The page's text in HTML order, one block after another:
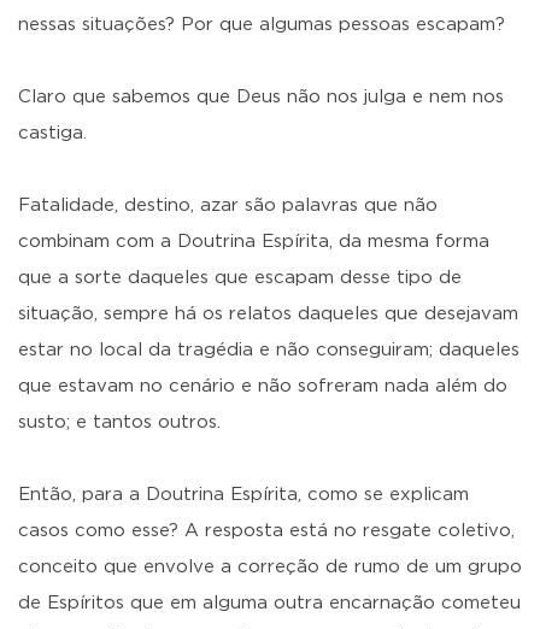
nessas situações? Por que algumas pessoas escapam?
Claro que sabemos que Deus não nos julga e nem nos
castiga.
Fatalidade, destino, azar são palavras que não
combinam com a Doutrina Espírita, da mesma forma
que a sorte daqueles que escapam desse tipo de
situação, sempre há os relatos daqueles que desejavam
estar no local da tragédia e não conseguiram; daqueles
que estavam no cenário e não sofreram nada além do
susto; e tantos outros.
Então, para a Doutrina Espírita, como se explicam
casos como esse? A resposta está no resgate coletivo,
conceito que envolve a correção de rumo de um grupo
de Espíritos que em alguma outra encarnação cometeu